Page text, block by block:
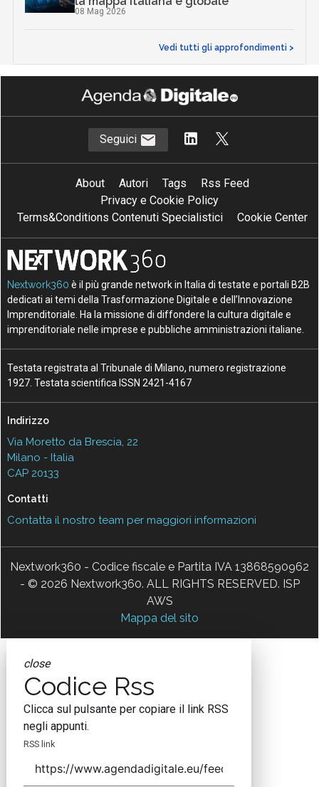
08 Mag 2026
Vedi tutti gli approfondimenti >
Seguici
About Autori Tags
Rss Feed
Privacy e Cookie Policy
Terms&Conditions Contenuti Specialistici
Cookie Center
Nextwork360 è il più grande network in Italia di testate e portali B2B
dedicati ai temi della Trasformazione Digitale e dell’Innovazione
Imprenditoriale. Ha la missione di diffondere la cultura digitale e
imprenditoriale nelle imprese e pubbliche amministrazioni italiane.
Testata registrata al Tribunale di Milano, numero registrazione
1927. Testata scientifica ISSN 2421-4167
Indirizzo
Via Moretto da Brescia, 22
Milano - Italia
CAP 20133
Contatti
Contatta il nostro team per maggiori informazioni
Nextwork360 - Codice fiscale e Partita IVA 13868590962
- © 2026 Nextwork360. ALL RIGHTS RESERVED. ISP
AWS
Mappa del sito
close
Codice Rss
Clicca sul pulsante per copiare il link RSS
negli appunti.
RSS link